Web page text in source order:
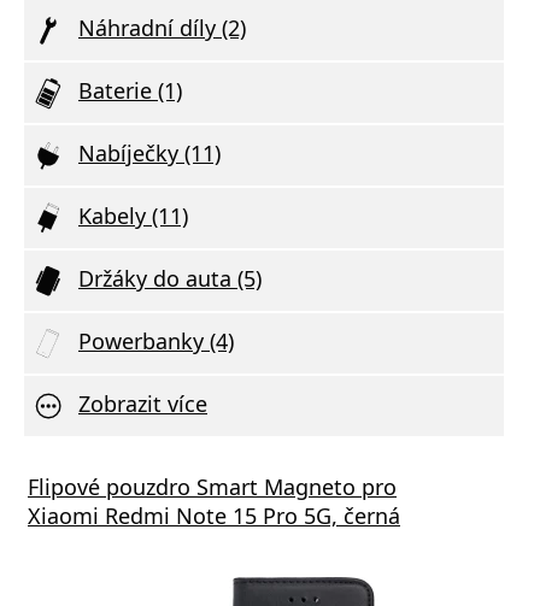
Náhradní díly (2)
Baterie (1)
Nabíječky (11)
Kabely (11)
Držáky do auta (5)
Powerbanky (4)
Zobrazit více
Flipové pouzdro Smart Magneto pro
Xiaomi Redmi Note 15 Pro 5G, černá